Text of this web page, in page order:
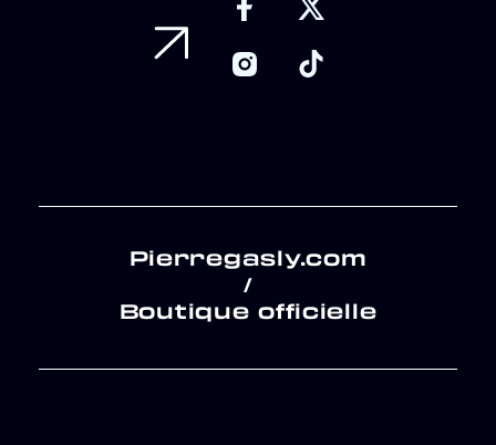
Pierregasly.com
/
Boutique officielle